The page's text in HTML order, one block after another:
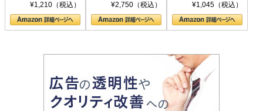
¥1,210（税込）
の顔
¥2,750（税込） ¥1,045（税込）